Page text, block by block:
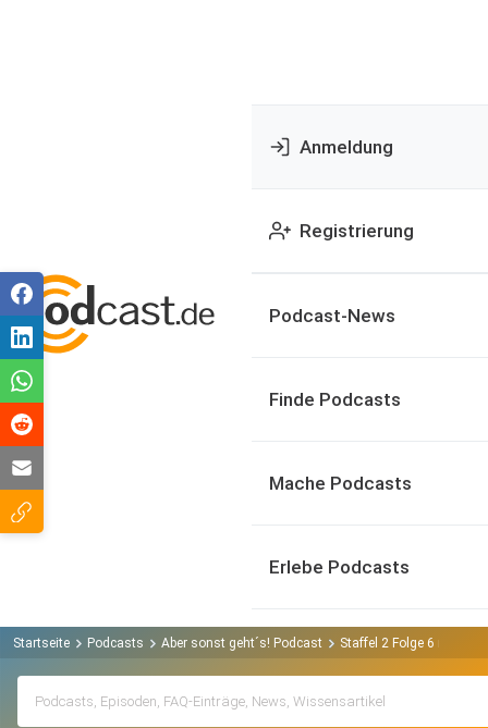
Anmeldung
Registrierung
Podcast-News
Finde Podcasts
Mache Podcasts
Erlebe Podcasts
Startseite Podcasts Aber sonst geht´s! Podcast Staffel 2 Folge 6 mit